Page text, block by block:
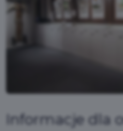
Informacje dla